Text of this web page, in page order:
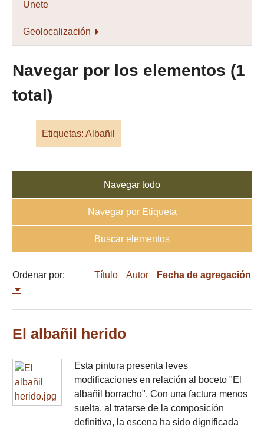
Únete
Geolocalización
Navegar por los elementos (1
total)
Etiquetas: Albañil
Navegar todo
Navegar por Etiqueta
Buscar elementos
Ordenar por: Título Autor Fecha de agregación
El albañil herido
Esta pintura presenta leves
modificaciones en relación al boceto "El
albañil borracho". Con una factura menos
suelta, al tratarse de la composición
definitiva, la escena ha sido dignificada